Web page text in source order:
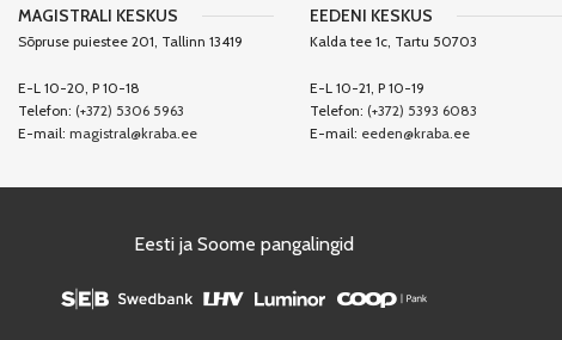
MAGISTRALI KESKUS
Sõpruse puiestee 201, Tallinn 13419
E-L 10-20, P 10-18
Telefon: (+372) 5306 5963
E-mail: magistral@kraba.ee
EEDENI KESKUS
Kalda tee 1c, Tartu 50703
E-L 10-21, P 10-19
Telefon: (+372) 5393 6083
E-mail: eeden@kraba.ee
Eesti ja Soome pangalingid